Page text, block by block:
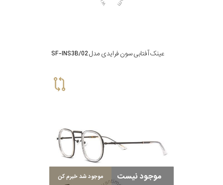
عینک آفتابی سون فرایدی مدل SF-INS3B/02
موجود نیست موجود شد خبرم کن